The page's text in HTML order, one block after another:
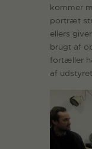
kommer
portræt
ellers
brugt af
fortæller
af